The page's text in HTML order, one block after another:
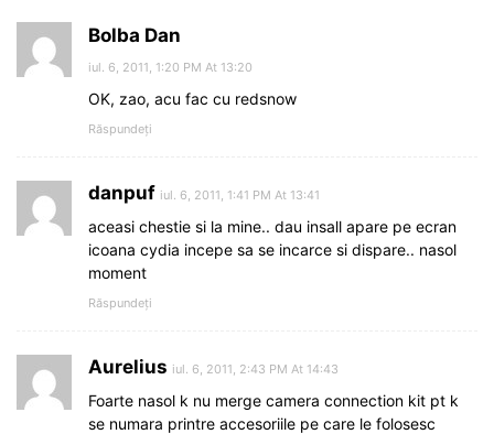
Bolba Dan
iul. 6, 2011, 1:20 PM At 13:20
OK, zao, acu fac cu redsnow
Răspundeți
danpuf iul. 6, 2011, 1:41 PM At 13:41
aceasi chestie si la mine.. dau insall apare pe ecran
icoana cydia incepe sa se incarce si dispare.. nasol
moment
Răspundeți
Aurelius iul. 6, 2011, 2:43 PM At 14:43
Foarte nasol k nu merge camera connection kit pt k
se numara printre accesoriile pe care le folosesc